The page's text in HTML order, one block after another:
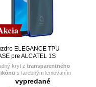
ELEGANCE TPU
pre ALCATEL 1S
- modré
kryt z transparentného
s farebným lemovaním
vypredané